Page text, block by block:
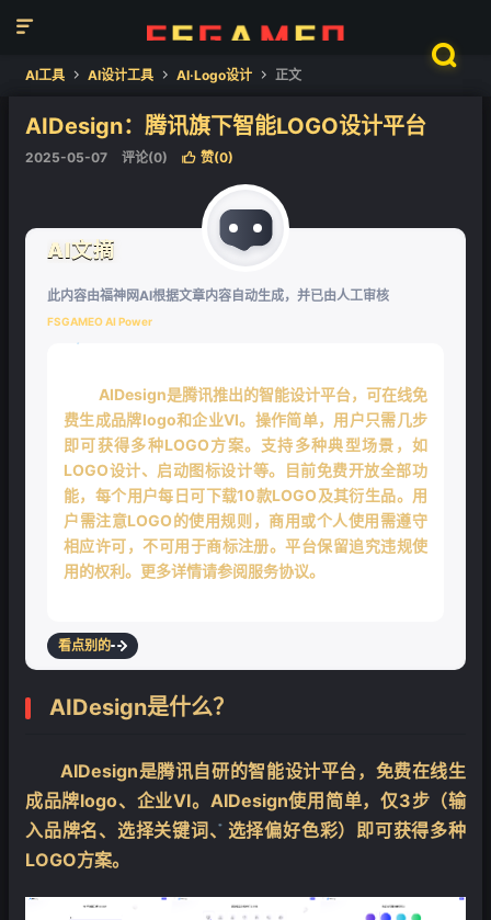


AI工具  AI设计工具  AI·Logo设计  正文
AIDesign：腾讯旗下智能LOGO设计平台
2025-05-07 评论(0)  赞(0)
AI文摘
此内容由福神网AI根据文章内容自动生成，并已由人工审核
FSGAMEO AI Power
AIDesign是腾讯推出的智能设计平台，可在线免
费生成品牌logo和企业VI。操作简单，用户只需几步
即可获得多种LOGO方案。支持多种典型场景，如
LOGO设计、启动图标设计等。目前免费开放全部功
能，每个用户每日可下载10款LOGO及其衍生品。用
户需注意LOGO的使用规则，商用或个人使用需遵守
相应许可，不可用于商标注册。平台保留追究违规使
用的权利。更多详情请参阅服务协议。
看点别的
AIDesign是什么？
AIDesign是腾讯自研的智能设计平台，免费在线生
成品牌logo、企业VI。AIDesign使用简单，仅3步（输
入品牌名、选择关键词、选择偏好色彩）即可获得多种
LOGO方案。